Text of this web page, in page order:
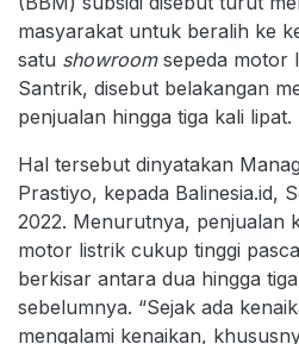
masyarakat untuk beralih ke
satu showroomsepeda motor
Santrik, disebut belakangan
penjualan hingga tiga kali lipat.
Hal tersebut dinyatakan
Prastiyo, kepada Balinesia.id,
2022. Menurutnya, penjualan
motor listrik cukup tinggi
berkisar antara dua hingga
sebelumnya. “Sejak ada
mengalami kenaikan,